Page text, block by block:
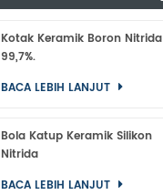
Kotak Keramik Boron Nitrida
99,7%.
BACA LEBIH LANJUT
Bola Katup Keramik Silikon
Nitrida
BACA LEBIH LANJUT